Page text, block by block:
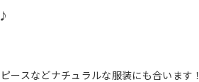
ースなどナチュラルな服装にも合います！